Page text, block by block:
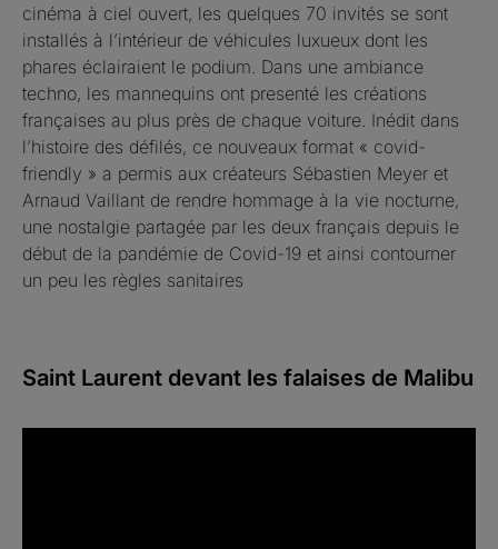
cinéma à ciel ouvert, les quelques 70 invités se sont
installés à l’intérieur de véhicules luxueux dont les
phares éclairaient le podium. Dans une ambiance
techno, les mannequins ont presenté les créations
françaises au plus près de chaque voiture. Inédit dans
l’histoire des défilés, ce nouveaux format « covid-
friendly » a permis aux créateurs Sébastien Meyer et
Arnaud Vaillant de rendre hommage à la vie nocturne,
une nostalgie partagée par les deux français depuis le
début de la pandémie de Covid-19 et ainsi contourner
un peu les règles sanitaires
Saint Laurent devant les falaises de Malibu